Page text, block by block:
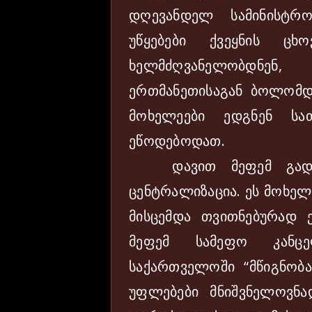
დღევანდელ
უწყებები ქვეყნის
ერთმანეთისაგან
მოხელეები ედგნენ
ეწოდებოდათ.
დავით მეფემ
ცენტრალიზაცია. ეს
მისცემდა თვითნებურად
მეფემ სამეფო
საქართველოში
უფლებები